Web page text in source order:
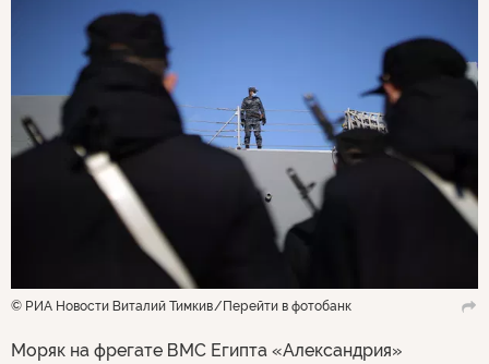
© РИА Новости Виталий Тимкив Перейти в фотобанк
Моряк на фрегате ВМС Египта «Александрия»